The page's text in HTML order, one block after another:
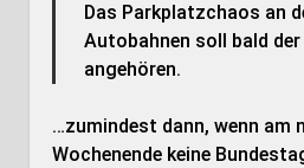
Das Parkplatzchaos an
Autobahnen soll bald
angehören.
…zumindest dann, wenn am
Wochenende keine